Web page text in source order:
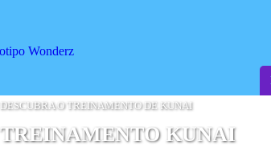
DESCUBRA O TREINAMENTO DE KUNAI
TREINAMENTO KUNAI